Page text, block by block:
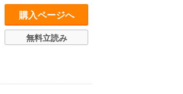
購入ページへ
無料立読み